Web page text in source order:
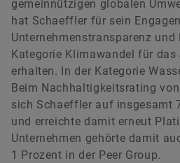
gemeinnützigen globalen
hat Schaeffler für sein
Unternehmenstransparenz
Kategorie Klimawandel für das
erhalten. In der Kategorie
Beim Nachhaltigkeitsrating
sich Schaeffler auf insgesamt
und erreichte damit erneut
Unternehmen gehörte damit
1 Prozent in der Peer Group.